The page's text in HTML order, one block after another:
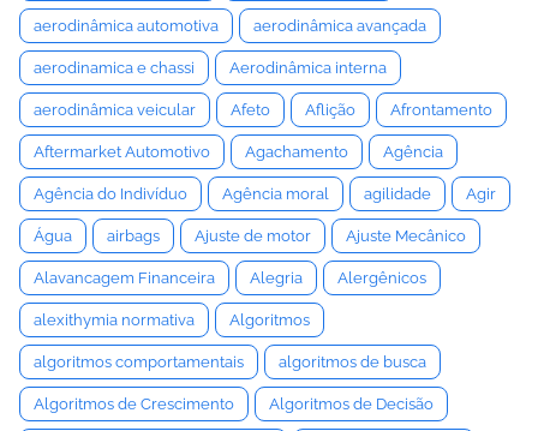
aerodinâmica automotiva aerodinâmica avançada
aerodinamica e chassi Aerodinâmica interna
aerodinâmica veicular Afeto Aflição Afrontamento
Aftermarket Automotivo Agachamento Agência
Agência do Indivíduo Agência moral agilidade Agir
Água airbags Ajuste de motor Ajuste Mecânico
Alavancagem Financeira Alegria Alergênicos
alexithymia normativa Algoritmos
algoritmos comportamentais algoritmos de busca
Algoritmos de Crescimento Algoritmos de Decisão